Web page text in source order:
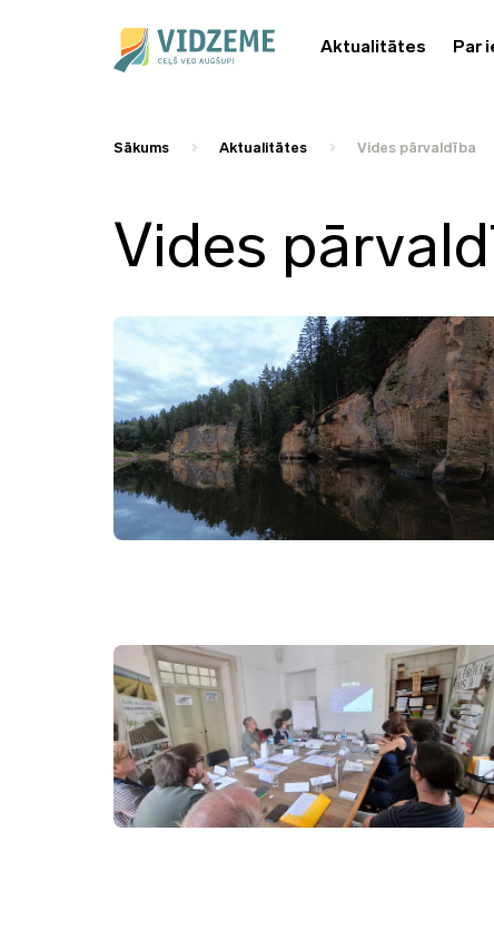
Aktualitātes Par
Sākums Aktualitātes Vides pārvaldība
Vides